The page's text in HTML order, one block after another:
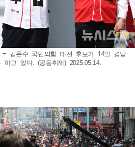
= 김문수 국민의힘 대선 후보가 14일 경남
하고 있다. (공동취재) 2025.05.14.